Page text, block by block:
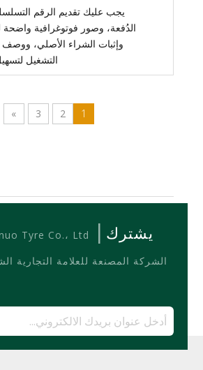
يجب عليك تقديم الرقم
الدُفعة، وصور فوتوغرافية واضحة
وإثبات الشراء الأصلي،
التشغيل
1
2
3
»
يشترك |
الشركة المصنعة للعلامة التجارية